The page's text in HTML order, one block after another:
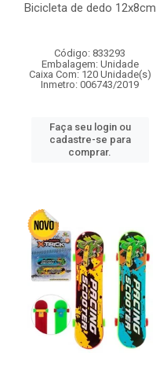
Bicicleta de dedo 12x8cm
Código: 833293
Embalagem: Unidade
Caixa Com: 120 Unidade(s)
Inmetro: 006743/2019
Faça seu login ou
cadastre-se para
comprar.